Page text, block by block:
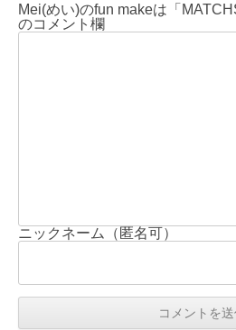
Mei(めい)のfun makeは「
のコメント欄
ニックネーム（匿名可）